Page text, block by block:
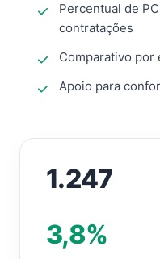
Percentual de
contratações
Comparativo por
Apoio para
1.247
3,8%